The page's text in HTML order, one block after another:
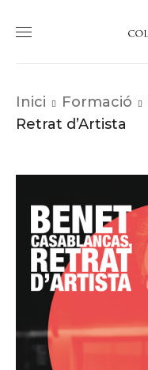
Inici Formació
Retrat d’Artista